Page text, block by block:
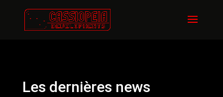
Les dernières news